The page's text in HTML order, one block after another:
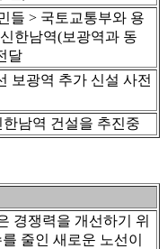
들 > 국토교통부와 용
한남역(보광역과 동
달
보광역 추가 신설 사전
남역 건설을 추진중
경쟁력을 개선하기 위
줄인 새로운 노선이